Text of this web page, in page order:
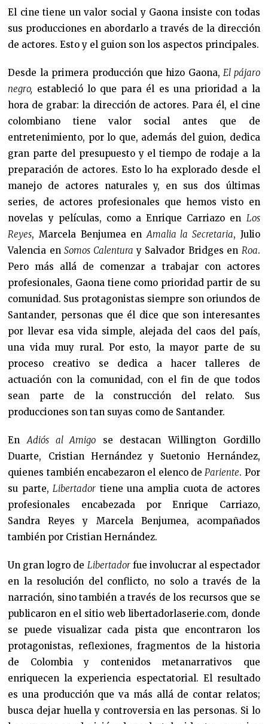
El cine tiene un valor social y Gaona insiste con todas
sus producciones en abordarlo a través de la dirección
de actores. Esto y el guion son los aspectos principales.
Desde la primera producción que hizo Gaona,El pájaro
negro, estableció lo que para él es una prioridad a la
hora de grabar: la dirección de actores. Para él, el cine
colombiano tiene valor social antes que de
entretenimiento, por lo que, además del guion, dedica
gran parte del presupuesto y el tiempo de rodaje a la
preparación de actores. Esto lo ha explorado desde el
manejo de actores naturales y, en sus dos últimas
series, de actores profesionales que hemos visto en
novelas y películas, como a Enrique Carriazo en Los
Reyes, Marcela Benjumea enAmalia la Secretaria, Julio
Valencia enSomos Calentura y Salvador Bridges en Roa.
Pero más allá de comenzar a trabajar con actores
profesionales, Gaona tiene como prioridad partir de su
comunidad. Sus protagonistas siempre son oriundos de
Santander, personas que él dice que son interesantes
por llevar esa vida simple, alejada del caos del país,
una vida muy rural. Por esto, la mayor parte de su
proceso creativo se dedica a hacer talleres de
actuación con la comunidad, con el fin de que todos
sean parte de la construcción del relato. Sus
producciones son tan suyas como de Santander.
EnAdiós al Amigo se destacan Willington Gordillo
Duarte, Cristian Hernández y Suetonio Hernández,
quienes también encabezaron el elenco dePariente. Por
su parte,Libertador tiene una amplia cuota de actores
profesionales encabezada por Enrique Carriazo,
Sandra Reyes y Marcela Benjumea, acompañados
también por Cristian Hernández.
Un gran logro de Libertadorfue involucrar al espectador
en la resolución del conflicto, no solo a través de la
narración, sino también a través de los recursos que se
publicaron en el sitio web libertadorlaserie.com, donde
se puede visualizar cada pista que encontraron los
protagonistas, reflexiones, fragmentos de la historia
de Colombia y contenidos metanarrativos que
enriquecen la experiencia espectatorial. El resultado
es una producción que va más allá de contar relatos;
busca dejar huella y controversia en las personas. Si lo